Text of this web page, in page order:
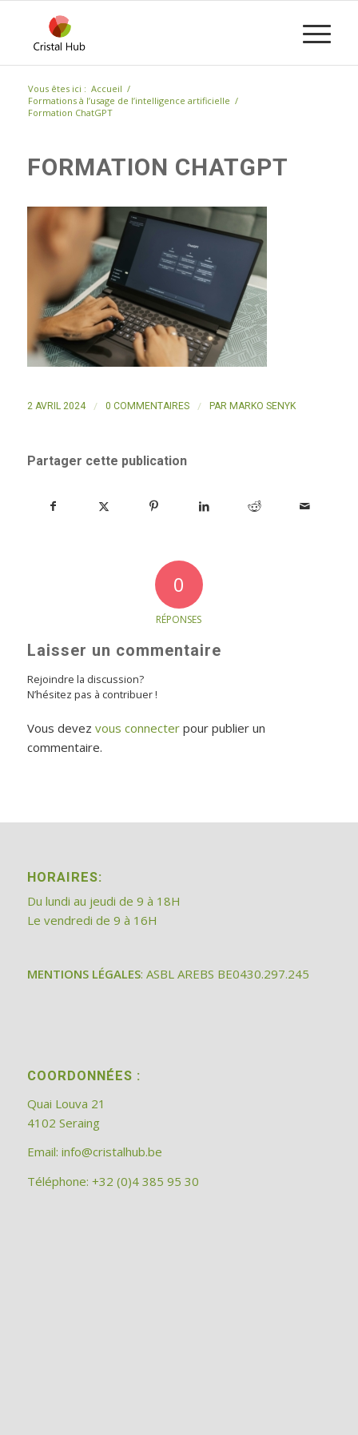
Vous êtes ici : Accueil /
Formations à l’usage de l’intelligence artificielle /
Formation ChatGPT
FORMATION CHATGPT
2 AVRIL 2024 / 0 COMMENTAIRES / PAR MARKO SENYK
Partager cette publication
0
RÉPONSES
Laisser un commentaire
Rejoindre la discussion?
N’hésitez pas à contribuer !
Vous devez vous connecterpour publier un
commentaire.
HORAIRES:
Du lundi au jeudi de 9 à 18H
Le vendredi de 9 à 16H
MENTIONS LÉGALES: ASBL AREBS BE0430.297.245
COORDONNÉES :
Quai Louva 21
4102 Seraing
Email: info@cristalhub.be
Téléphone: +32 (0)4 385 95 30